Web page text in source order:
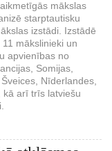
mākslas
starptautisku
izstādi. Izstādē
mākslinieki un
apvienības no
Somijas,
Nīderlandes,
kā arī trīs latviešu